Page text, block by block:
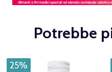
Potrebbe
25%